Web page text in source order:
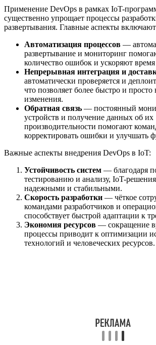
Применение DevOps в рамках IoT-
существенно упрощает процессы
развертывания. Главные аспекты
Автоматизация процессов —
развертывание и мониторинг
количество ошибок и ускоряют
Непрерывная интеграция и
автоматически проверяется и
что позволяет более быстро и просто
изменения.
Обратная связь — постоянный
устройств и получение данных об их
производительности помогают
корректировать ошибки и улучшать
Важные аспекты внедрения DevOps в IoT:
Устойчивость систем — благодаря
тестированию и анализу, IoT-решения
надежными и стабильными.
Скорость разработки — чёткое
командами разработчиков и
способствует быстрой адаптации к
Экономия ресурсов — сокращение
процессы приводит к оптимизации
технологий и человеческих ресурсов.